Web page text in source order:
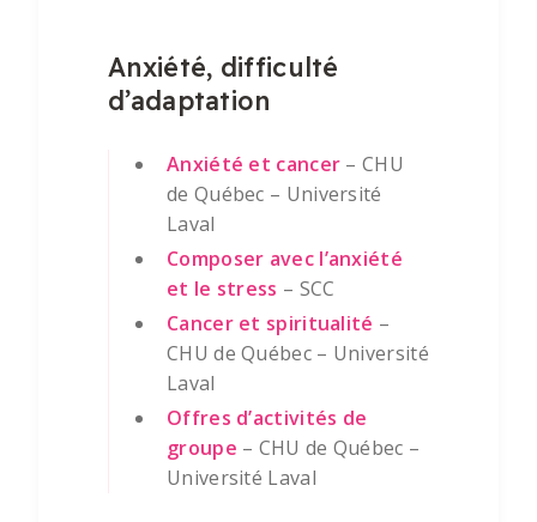
Anxiété, difficulté
d’adaptation
Anxiété et cancer – CHU
de Québec – Université
Laval
Composer avec l’anxiété
et le stress – SCC
Cancer et spiritualité –
CHU de Québec – Université
Laval
Offres d’activités de
groupe – CHU de Québec –
Université Laval